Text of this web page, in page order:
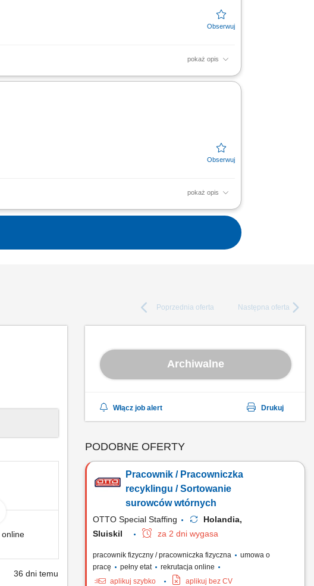
pokaż opis
do prania oraz zabezpieczanie ich przed
pokaż opis
do prania oraz zabezpieczanie ich przed
Poprzednia oferta Następna oferta
36 dni temu
Archiwalne
Włącz job alert Drukuj
PODOBNE OFERTY
Pracownik / Pracowniczka
recyklingu / Sortowanie
surowców wtórnych
OTTO Special Staffing
Holandia,
Sluiskil
za 2 dni wygasa
pracownik fizyczny / pracowniczka fizyczna
umowa o
pracę
pełny etat
rekrutacja online
aplikuj szybko
aplikuj bez CV